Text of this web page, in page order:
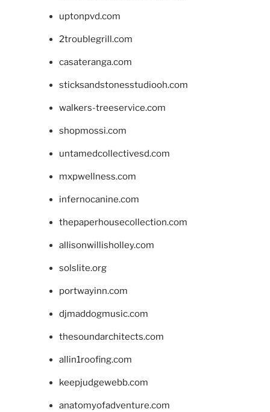
uptonpvd.com
2troublegrill.com
casateranga.com
sticksandstonesstudiooh.com
walkers-treeservice.com
shopmossi.com
untamedcollectivesd.com
mxpwellness.com
infernocanine.com
thepaperhousecollection.com
allisonwillisholley.com
solslite.org
portwayinn.com
djmaddogmusic.com
thesoundarchitects.com
allin1roofing.com
keepjudgewebb.com
anatomyofadventure.com